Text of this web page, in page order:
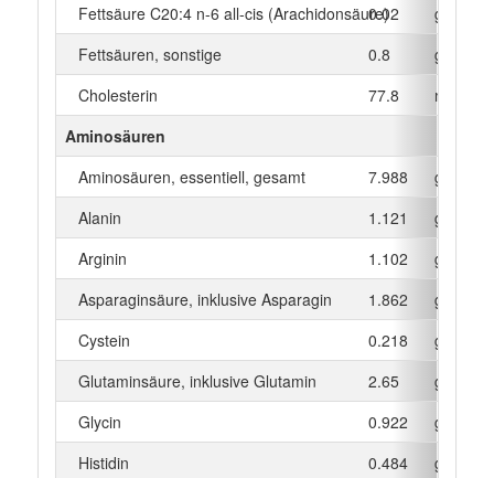
Fettsäure C20:4 n-6 all-cis (Arachidonsäure)
0.02
g
Fettsäuren, sonstige
0.8
g
Cholesterin
77.8
mg
Aminosäuren
Aminosäuren, essentiell, gesamt
7.988
g
Alanin
1.121
g
Arginin
1.102
g
Asparaginsäure, inklusive Asparagin
1.862
g
Cystein
0.218
g
Glutaminsäure, inklusive Glutamin
2.65
g
Glycin
0.922
g
Histidin
0.484
g